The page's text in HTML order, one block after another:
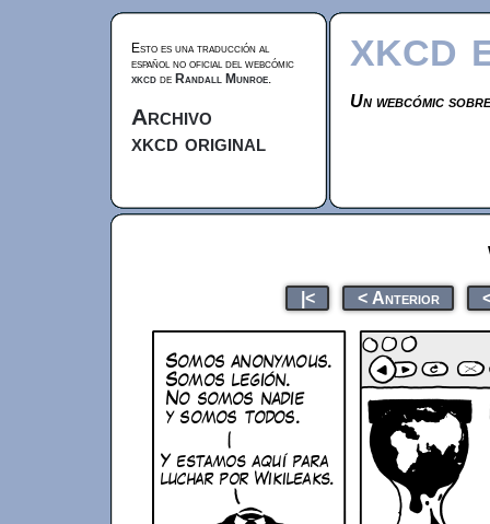
Esto es una traducción al
español no oficial del webcómic
xkcd de Randall Munroe.
Archivo
xkcd original
xkcd
Un webcómic
|< < Anterior